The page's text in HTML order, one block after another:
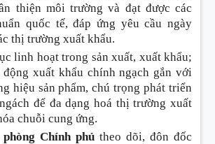
thiện môi trường và đạt được các
quốc tế, đáp ứng yêu cầu ngày
thị trường xuất khẩu.
linh hoạt trong sản xuất, xuất khẩu;
động xuất khẩu chính ngạch gắn với
hiệu sản phẩm, chú trọng phát triển
để đa dạng hoá thị trường xuất
chuỗi cung ứng.
phòng Chính phủ theo dõi, đôn đốc